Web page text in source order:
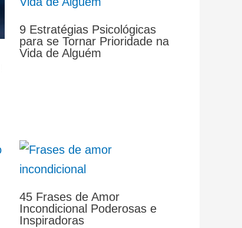
9 Estratégias Psicológicas
para se Tornar Prioridade na
Vida de Alguém
45 Frases de Amor
Incondicional Poderosas e
Inspiradoras